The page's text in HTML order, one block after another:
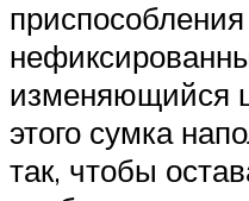
изменяющийся
этого сумка
так, чтобы